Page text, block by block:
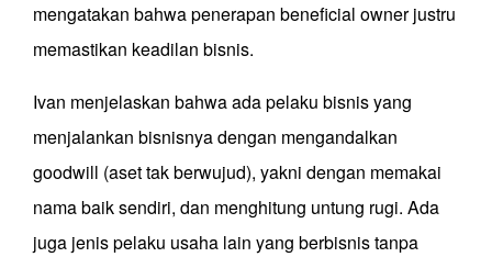
mengatakan bahwa penerapan beneficial owner justru
memastikan keadilan bisnis.
Ivan menjelaskan bahwa ada pelaku bisnis yang
menjalankan bisnisnya dengan mengandalkan
goodwill (aset tak berwujud), yakni dengan memakai
nama baik sendiri, dan menghitung untung rugi. Ada
juga jenis pelaku usaha lain yang berbisnis tanpa